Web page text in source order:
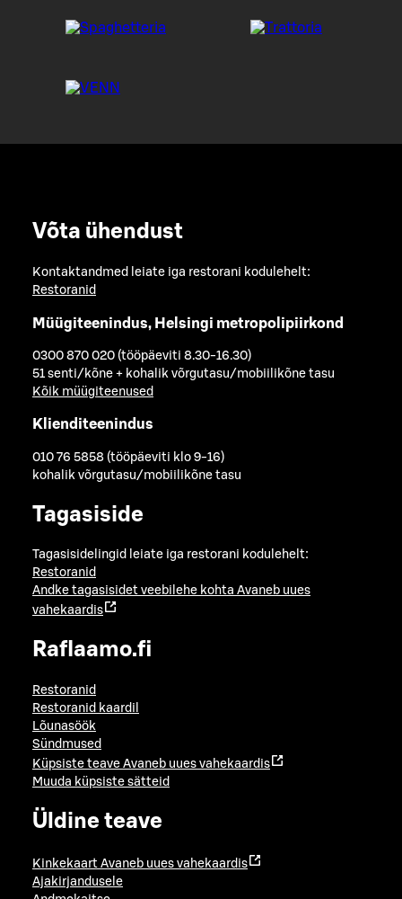
Võta ühendust
Kontaktandmed leiate iga restorani kodulehelt:
Restoranid
Müügiteenindus, Helsingi metropolipiirkond
0300 870 020 (tööpäeviti 8.30-16.30)
51 senti/kõne + kohalik võrgutasu/mobiilikõne tasu
Kõik müügiteenused
Klienditeenindus
010 76 5858 (tööpäeviti klo 9-16)
kohalik võrgutasu/mobiilikõne tasu
Tagasiside
Tagasisidelingid leiate iga restorani kodulehelt:
Restoranid
Andke tagasisidet veebilehe kohta Avaneb uues
vahekaardis
Raflaamo.fi
Restoranid
Restoranid kaardil
Lõunasöök
Sündmused
Küpsiste teave Avaneb uues vahekaardis
Muuda küpsiste sätteid
Üldine teave
Kinkekaart Avaneb uues vahekaardis
Ajakirjandusele